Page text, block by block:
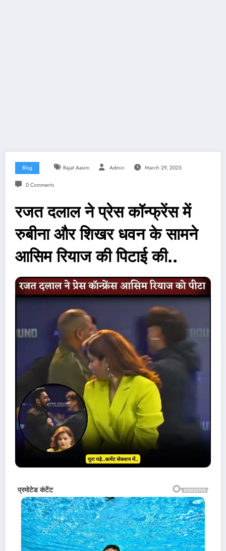
Blog Rajat Aasim Admin March 29, 2025
0 Comments
रजत दलाल ने प्रेस कॉन्फ्रेंस में
रुबीना और शिखर धवन के सामने
आसिम रियाज की पिटाई की..